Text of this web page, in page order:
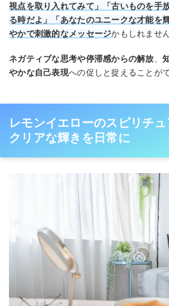
視点を取り入れてみて」「古いものを手
る時だよ」「あなたのユニークな才能を
やかで刺激的なメッセージかもしれません
ネガティブな思考や停滞感からの解放、
やかな自己表現への促しと捉えることが
レモンイエローのスピリチュ
クリアな輝きを日常に